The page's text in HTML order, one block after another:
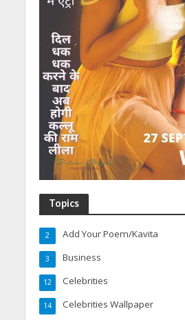
Topics
Add Your Poem/Kavita
2
Business
3
Celebrities
12
Celebrities Wallpaper
14